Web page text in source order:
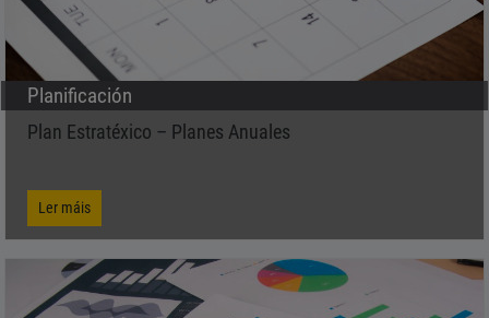
Planificación
Plan Estratéxico – Planes Anuales
Ler máis